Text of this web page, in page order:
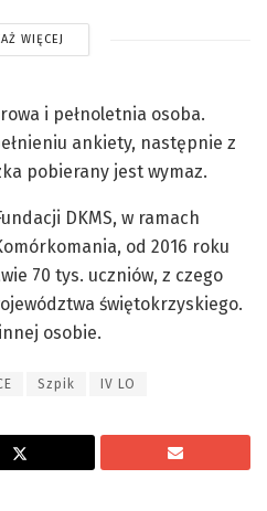
WIĘCEJ
i pełnoletnia osoba.
ankiety, następnie z
pobierany jest wymaz.
DKMS, w ramach
od 2016 roku
70 tys. uczniów, z czego
świętokrzyskiego.
osobie.
Szpik IV LO